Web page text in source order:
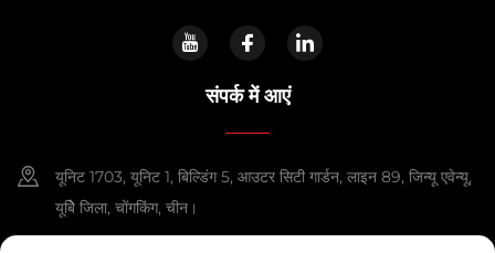
संपर्क में आएं
यूनिट 1703, यूनिट 1, बिल्डिंग 5, आउटर सिटी गार्डन, लाइन 89, जिन्यू एवेन्यू,
यूबेि जिला, चोंगकिंग, चीन।